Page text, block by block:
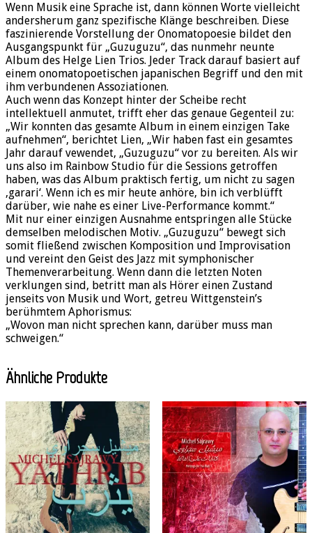
Wenn Musik eine Sprache ist, dann können Worte vielleicht
andersherum ganz spezifische Klänge beschreiben. Diese
faszinierende Vorstellung der Onomatopoesie bildet den
Ausgangspunkt für „Guzuguzu“, das nunmehr neunte
Album des Helge Lien Trios. Jeder Track darauf basiert auf
einem onomatopoetischen japanischen Begriff und den mit
ihm verbundenen Assoziationen.
Auch wenn das Konzept hinter der Scheibe recht
intellektuell anmutet, trifft eher das genaue Gegenteil zu:
„Wir konnten das gesamte Album in einem einzigen Take
aufnehmen“, berichtet Lien, „Wir haben fast ein gesamtes
Jahr darauf vewendet, „Guzuguzu“ vor zu bereiten. Als wir
uns also im Rainbow Studio für die Sessions getroffen
haben, was das Album praktisch fertig, um nicht zu sagen
‚garari‘. Wenn ich es mir heute anhöre, bin ich verblüfft
darüber, wie nahe es einer Live-Performance kommt.“
Mit nur einer einzigen Ausnahme entspringen alle Stücke
demselben melodischen Motiv. „Guzuguzu“ bewegt sich
somit fließend zwischen Komposition und Improvisation
und vereint den Geist des Jazz mit symphonischer
Themenverarbeitung. Wenn dann die letzten Noten
verklungen sind, betritt man als Hörer einen Zustand
jenseits von Musik und Wort, getreu Wittgenstein’s
berühmtem Aphorismus:
„Wovon man nicht sprechen kann, darüber muss man
schweigen.“
Ähnliche Produkte